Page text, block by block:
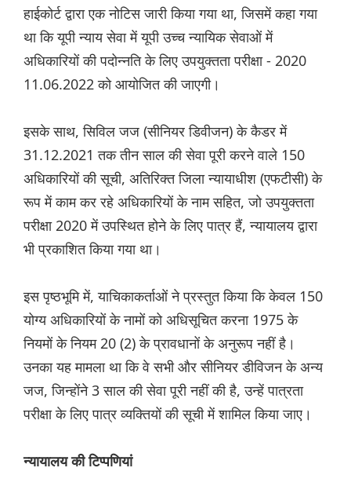
हाईकोर्ट द्वारा एक नोटिस जारी किया गया था, जिसमें कहा गया
था कि यूपी न्याय सेवा में यूपी उच्च न्यायिक सेवाओं में
अधिकारियों की पदोन्नति के लिए उपयुक्तता परीक्षा - 2020
11.06.2022 को आयोजित की जाएगी।
इसके साथ, सिविल जज (सीनियर डिवीजन) के कैडर में
31.12.2021 तक तीन साल की सेवा पूरी करने वाले 150
अधिकारियों की सूची, अतिरिक्त जिला न्यायाधीश (एफटीसी) के
रूप में काम कर रहे अधिकारियों के नाम सहित, जो उपयुक्तता
परीक्षा 2020 में उपस्थित होने के लिए पात्र हैं, न्यायालय द्वारा
भी प्रकाशित किया गया था।
इस पृष्ठभूमि में, याचिकाकर्ताओं ने प्रस्तुत किया कि केवल 150
योग्य अधिकारियों के नामों को अधिसूचित करना 1975 के
नियमों के नियम 20 (2) के प्रावधानों के अनुरूप नहीं है।
उनका यह मामला था कि वे सभी और सीनियर ड‌ीविजन के अन्य
जज, जिन्होंने 3 साल की सेवा पूरी नहीं की है, उन्हें पात्रता
परीक्षा के लिए पात्र व्यक्तियों की सूची में शामिल किया जाए।
न्यायालय की टिप्पणियां